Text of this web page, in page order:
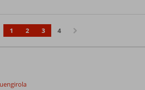
1 2 3
4